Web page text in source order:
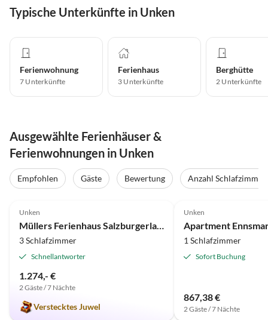
Typische Unterkünfte in Unken
Ferienwohnung
7 Unterkünfte
Ferienhaus
3 Unterkünfte
Berghütte
2 Unterkünfte
Ausgewählte Ferienhäuser &
Ferienwohnungen in Unken
Empfohlen Gäste Bewertung
Anzahl Schlafzimmer
Unken
3 Schlafzimmer
Schnellantworter
1.274,- €
2 Gäste / 7 Nächte
Verstecktes Juwel
Unken
Apartment
1 Schlafzimmer
Sofort Buchung
867,38 €
2 Gäste / 7 Nächte